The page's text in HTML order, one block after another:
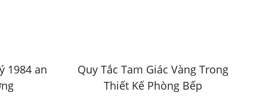
1984 an
Quy Tắc Tam Giác Vàng Trong
Thiết Kế Phòng Bếp